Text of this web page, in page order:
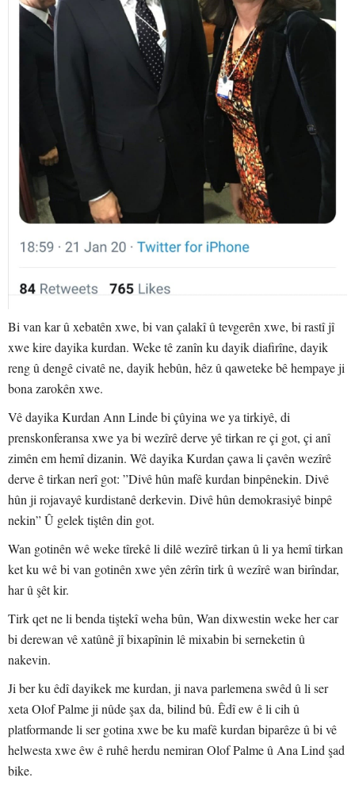
Bi van kar û xebatên xwe, bi van çalakî û tevgerên xwe, bi rastî jî
xwe kire dayika kurdan. Weke tê zanîn ku dayik diafirîne, dayik
reng û dengê civatê ne, dayik hebûn, hêz û qaweteke bê hempaye ji
bona zarokên xwe.
Vê dayika Kurdan Ann Linde bi çûyina we ya tirkiyê, di
prenskonferansa xwe ya bi wezîrê derve yê tirkan re çi got, çi anî
zimên em hemî dizanin. Wê dayika Kurdan çawa li çavên wezîrê
derve ê tirkan nerî got: ”Divê hûn mafê kurdan binpênekin. Divê
hûn ji rojavayê kurdistanê derkevin. Divê hûn demokrasiyê binpê
nekin” Û gelek tiştên din got.
Wan gotinên wê weke tîrekê li dilê wezîrê tirkan û li ya hemî tirkan
ket ku wê bi van gotinên xwe yên zêrîn tirk û wezîrê wan birîndar,
har û şêt kir.
Tirk qet ne li benda tiştekî weha bûn, Wan dixwestin weke her car
bi derewan vê xatûnê jî bixapînin lê mixabin bi serneketin û
nakevin.
Ji ber ku êdî dayikek me kurdan, ji nava parlemena swêd û li ser
xeta Olof Palme ji nûde şax da, bilind bû. Êdî ew ê li cih û
platformande li ser gotina xwe be ku mafê kurdan biparêze û bi vê
helwesta xwe êw ê ruhê herdu nemiran Olof Palme û Ana Lind şad
bike.